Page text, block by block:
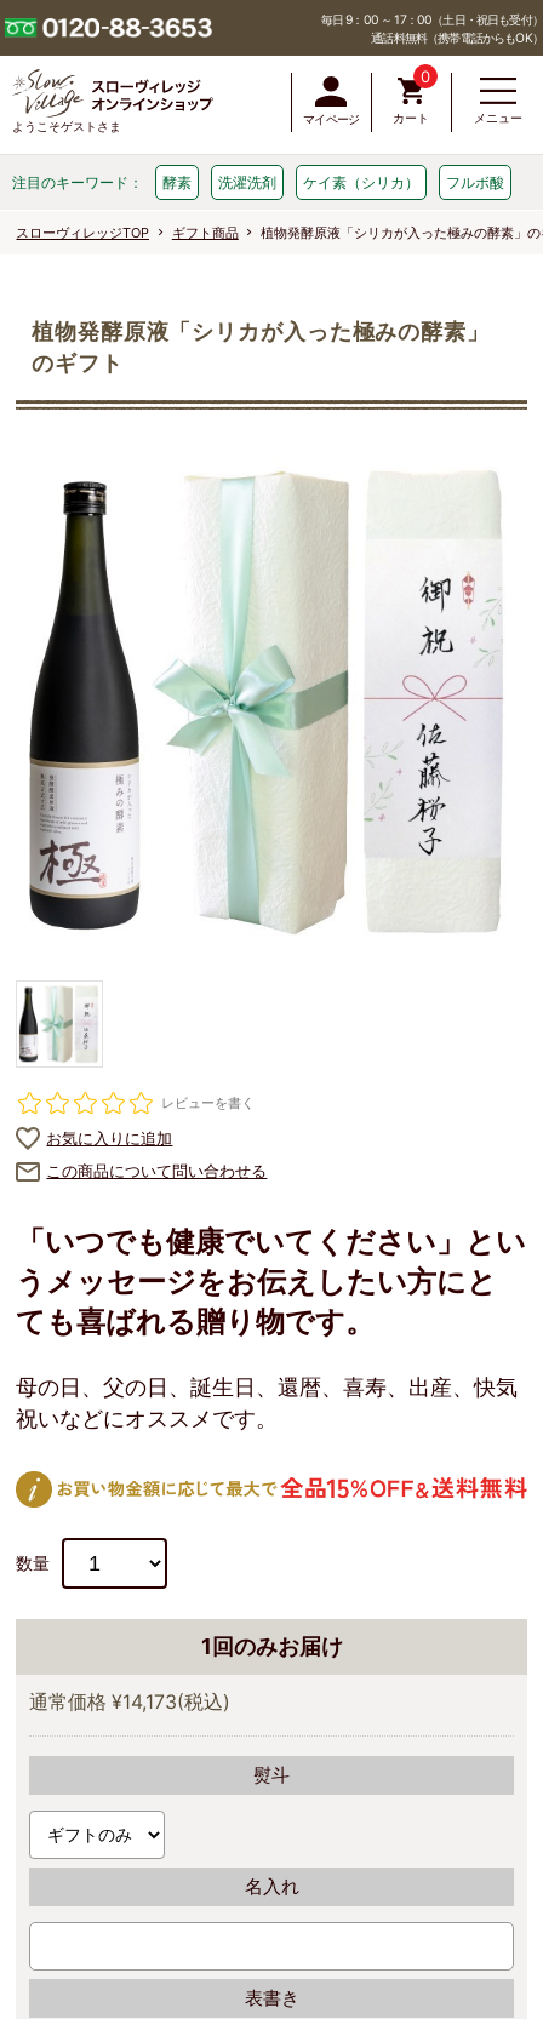
毎日 9：00 ～ 17：00（土日・祝日も受付）
通話料無料（携帯電話からもOK）
ようこそゲストさま
0
カート
マイページ メニュー
注目のキーワード： 酵素 洗濯洗剤 ケイ素（シリカ） フルボ酸
スローヴィレッジTOP ギフト商品 植物発酵原液「シリカが入った極みの酵素」
植物発酵原液「シリカが入った極みの酵素」
のギフト
レビューを書く
お気に入りに追加
この商品について問い合わせる
「いつでも健康でいてください」とい
うメッセージをお伝えしたい方にと
ても喜ばれる贈り物です。
母の日、父の日、誕生日、還暦、喜寿、出産、快気
祝いなどにオススメです。
数量
1回のみお届け
通常価格¥14,173(税込)
熨斗
名入れ
表書き